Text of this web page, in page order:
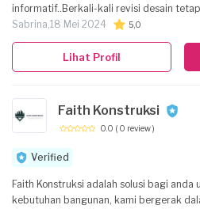
informatif..Berkali-kali revisi desain
mewakili keinginan .. RAB menyesuaikan
tetap berkomunikasi setelah pengerjaan
Sabrina,18 Mei 2024 5,0
Lihat Profil
Faith Konstruksi
0.0 ( 0 review )
Verified
Faith Konstruksi adalah solusi bagi anda
kebutuhan bangunan, kami bergerak